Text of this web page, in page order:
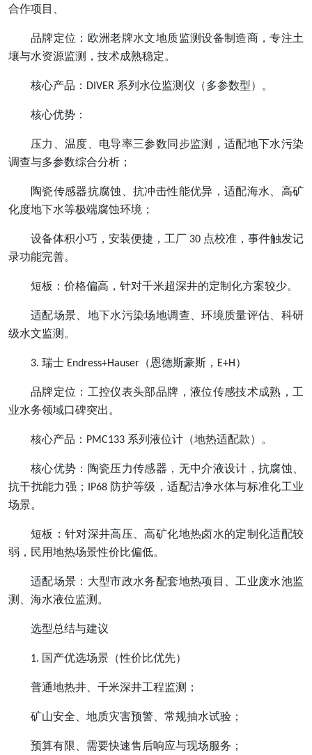
合作项目、
品牌定位：欧洲老牌水文地质监测设备制造商，专注土
壤与水资源监测，技术成熟稳定。
核心产品： DIVER 系列水位监测仪（多参数型）。
核心优势：
压力、温度、电导率三参数同步监测，适配地下水污染
调查与多参数综合分析；
陶瓷传感器抗腐蚀、抗冲击性能优异，适配海水、高矿
化度地下水等极端腐蚀环境；
设备体积小巧，安装便捷，工厂 30 点校准，事件触发记
录功能完善。
短板：价格偏高，针对千米超深井的定制化方案较少。
适配场景、地下水污染场地调查、环境质量评估、科研
级水文监测。
3. 瑞士 Endress+Hauser （恩德斯豪斯， E+H ）
品牌定位：工控仪表头部品牌，液位传感技术成熟，工
业水务领域口碑突出。
核心产品： PMC133 系列液位计（地热适配款）。
核心优势：陶瓷压力传感器，无中介液设计，抗腐蚀、
抗干扰能力强；
IP68 防护等级，适配洁净水体与标准化工业
场景。
短板：针对深井高压、高矿化地热卤水的定制化适配较
弱，民用地热场景性价比偏低。
适配场景：大型市政水务配套地热项目、工业废水池监
测、海水液位监测。
选型总结与建议
1. 国产优选场景（性价比优先）
普通地热井、千米深井工程监测；
矿山安全、地质灾害预警、常规抽水试验；
预算有限、需要快速售后响应与现场服务；